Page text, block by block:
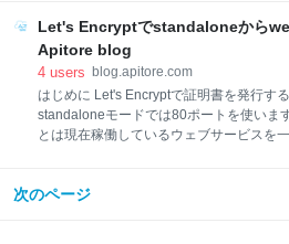
人の生死が別れた理由を年齢で見比べてみ
EMBook EMBook Management 前回まで
blog.apitore.com blog.apitore.com なぜ仕
か？ ChatGPTを使う場合、英語の方が精
ChatGPTに聞いてみた。 Q. Could you
write a book titled "How to be… #Man
Let's Encryptでstandaloneから
Apitore blog
4 users blog.apitore.com
はじめに Let's Encryptで証明書を発行する
standaloneモードでは80ポートを使いま
とは現在稼働しているウェブサービスを
明書の発行および更新をしたいと思います
次のページ